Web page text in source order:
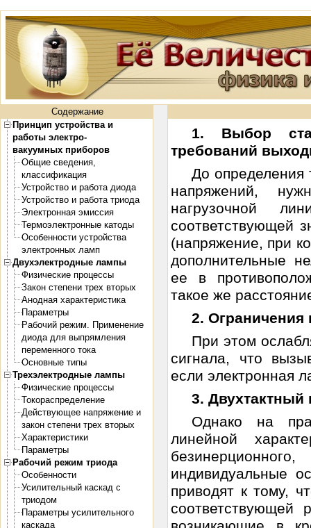
Содержание
Принцип устройства и
работы электро-
вакуумных приборов
Общие сведения,
классификация
Устройство и работа диода
Устройство и работа триода
Электронная эмиссия
Термоэлектронные катоды
Особенности устройства
электронных ламп
Двухэлектродные лампы
Физические процессы
Закон степени трех вторых
Анодная характеристика
Параметры
Рабочий режим. Применение
диода для выпрямления
переменного тока
Основные типы
Трехэлектродные лампы
Физические процессы
Токораспределение
Действующее напряжение и
закон степени трех вторых
Характеристики
Параметры
Рабочий режим триода
Особенности
Усилительный каскад с
триодом
Параметры усилительного
каскада
1. Выбор
требований
До определения
напряжений,
нагрузочной
соответствующей
(напряжение, при
дополнительные
ее в
такое же
2. Ограничения
При этом
сигнала, что
если электронная
3. Двухтактный
Однако на
линейной
индивидуальные
приводят к тому,